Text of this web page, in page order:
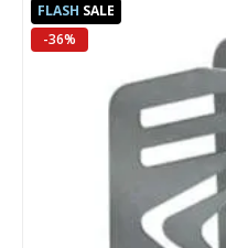
FLASH SALE
-36%